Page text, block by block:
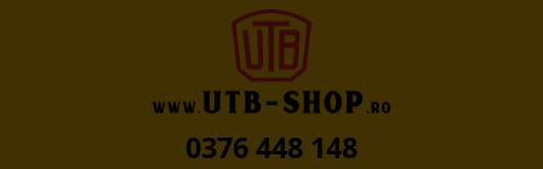
0376 448 148